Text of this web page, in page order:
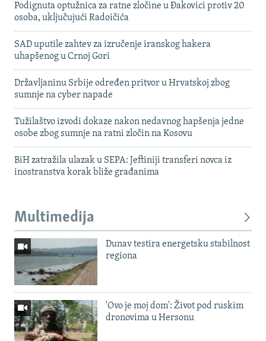
Podignuta optužnica za ratne zločine u Đakovici protiv 20
osoba, uključujući Radoičića
SAD uputile zahtev za izručenje iranskog hakera
uhapšenog u Crnoj Gori
Državljaninu Srbije određen pritvor u Hrvatskoj zbog
sumnje na cyber napade
Tužilaštvo izvodi dokaze nakon nedavnog hapšenja jedne
osobe zbog sumnje na ratni zločin na Kosovu
BiH zatražila ulazak u SEPA: Jeftiniji transferi novca iz
inostranstva korak bliže građanima
Multimedija
Dunav testira energetsku stabilnost
regiona
'Ovo je moj dom': Život pod ruskim
dronovima u Hersonu